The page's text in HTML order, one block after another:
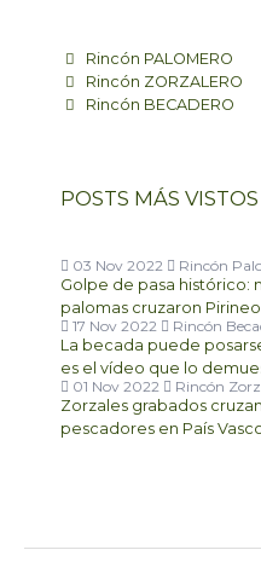
Rincón PALOMERO
Rincón ZORZALERO
Rincón BECADERO
POSTS MÁS VISTOS
03 Nov 2022
Rincón
Golpe de pasa histórico:
palomas cruzaron
17 Nov 2022
Rincón
La becada puede
es el vídeo que lo
01 Nov 2022
Rincón
Zorzales grabados
pescadores en País